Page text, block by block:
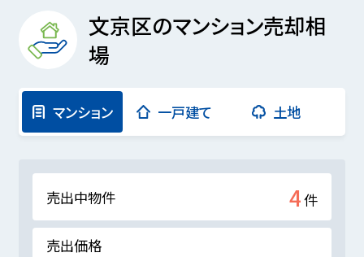
文京区のマンション売却相
場
マンション 一戸建て 土地
売出中物件 4件
売出価格